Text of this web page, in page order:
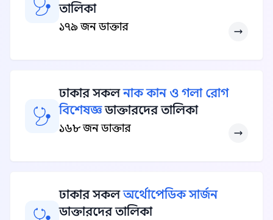
তালিকা
১৭৯ জন ডাক্তার
ঢাকার সকলনাক কান ও গলা রোগ
বিশেষজ্ঞডাক্তারদের তালিকা
১৬৮ জন ডাক্তার
ঢাকার সকলঅর্থোপেডিক সার্জন
ডাক্তারদের তালিকা